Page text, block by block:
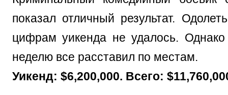
показал отличный результат.
цифрам уикенда не удалось.
неделю все расставил по местам.
Уикенд: $6,200,000. Всего: